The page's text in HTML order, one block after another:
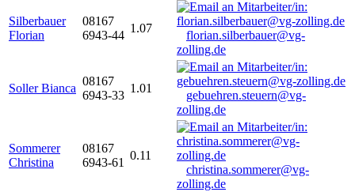
Silberbauer
Florian
08167
6943-44
1.07
florian.silberbauer@vg-
zolling.de
Soller Bianca
08167
6943-33
1.01
gebuehren.steuern@vg-
zolling.de
Sommerer
Christina
08167
6943-61
0.11
christina.sommerer@vg-
zolling.de